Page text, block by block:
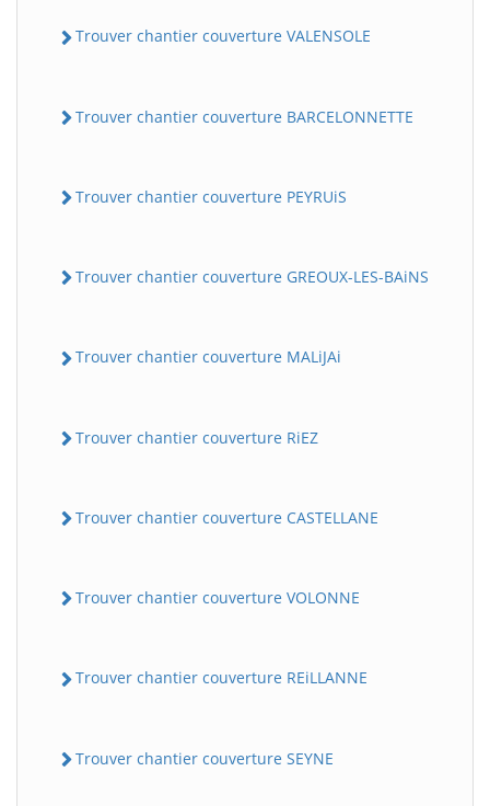
Trouver chantier couverture VALENSOLE
Trouver chantier couverture BARCELONNETTE
Trouver chantier couverture PEYRUiS
Trouver chantier couverture GREOUX-LES-BAiNS
Trouver chantier couverture MALiJAi
Trouver chantier couverture RiEZ
Trouver chantier couverture CASTELLANE
Trouver chantier couverture VOLONNE
Trouver chantier couverture REiLLANNE
Trouver chantier couverture SEYNE